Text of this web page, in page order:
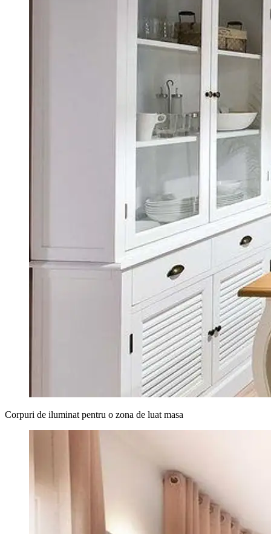
Corpuri de iluminat pentru o zona de luat masa